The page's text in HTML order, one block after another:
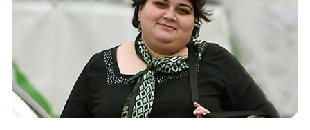
ЗАСТАВЛЯЕТ
КАВКАЗ ЗА ПАЛЕСТИНУ
ИНАКОМЫСЛИЕ В ЧЕЧНЕ
ПРЕСЛЕДОВАНИЕ АКТИВИСТОВ
МОБИЛИЗАЦИЯ И ПРОТЕСТЫ
Дагестан
Кабардино-Балкария
Калмыкия
Карачаево-Черкесия
Краснодарский край